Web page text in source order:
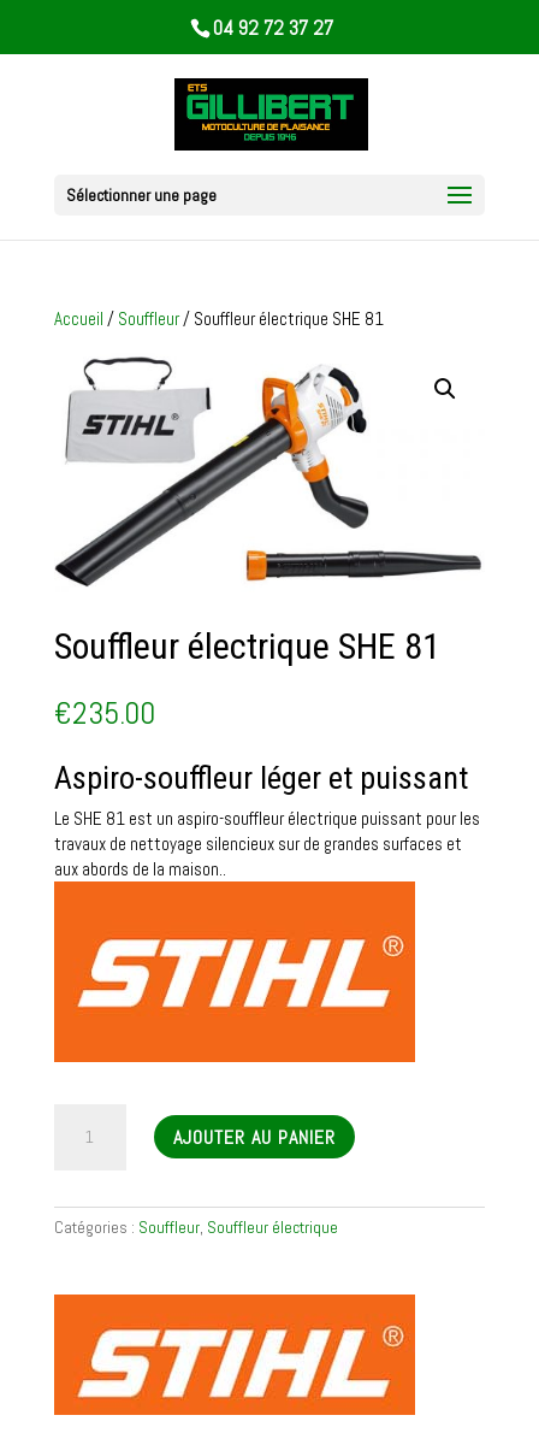
04 92 72 37 27
Sélectionner une page
Accueil / Souffleur/ Souffleur électrique SHE 81
Souffleur électrique SHE 81
€235.00
Aspiro-souffleur léger et puissant
Le SHE 81 est un aspiro-souffleur électrique puissant pour les
travaux de nettoyage silencieux sur de grandes surfaces et
aux abords de la maison..
SHE
AJOUTER AU PANIER
Catégories : Souffleur, Souffleur électrique